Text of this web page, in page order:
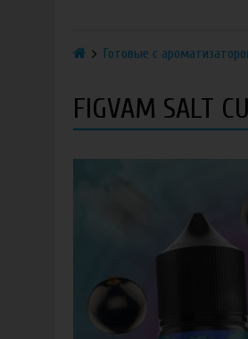
Готовые с
FIGVAM SALT